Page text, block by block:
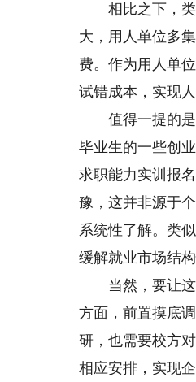
相比之下，类
大，用人单位多
费。作为用人单
试错成本，实现
值得一提的是
毕业生的一些创
求职能力实训报
豫，这并非源于
系统性了解。类
缓解就业市场结
当然，要让这
方面，前置摸底
研，也需要校方
相应安排，实现